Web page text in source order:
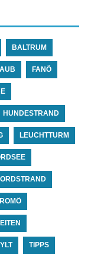
BALTRUM
FANÖ
HUNDESTRAND
LEUCHTTURM
ROMÖ
TIPPS